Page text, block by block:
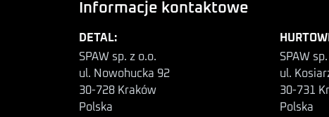
Informacje kontaktowe
DETAL:
SPAW sp. z o.o.
ul. Nowohucka 92
30-728 Kraków
Polska
SPAW
ul.
30-731
Polska